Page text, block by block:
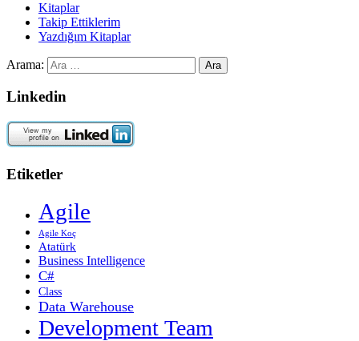
Kitaplar
Takip Ettiklerim
Yazdığım Kitaplar
Arama:
Linkedin
Etiketler
Agile
Agile Koç
Atatürk
Business Intelligence
C#
Class
Data Warehouse
Development Team